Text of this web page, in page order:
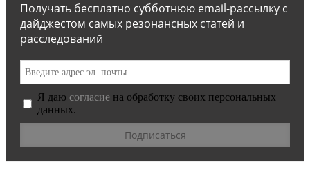
Получать бесплатно субботнюю email-рассылку с
дайджестом самых резонансных статей и
расследований
Я даю согласие на обработку своих персональных
данных.